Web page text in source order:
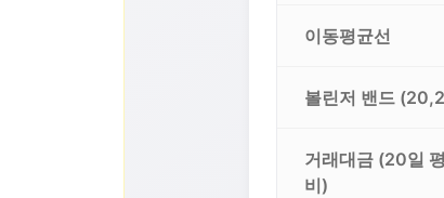
이동평균선
볼린저 밴드
거래대금 (20일
비)